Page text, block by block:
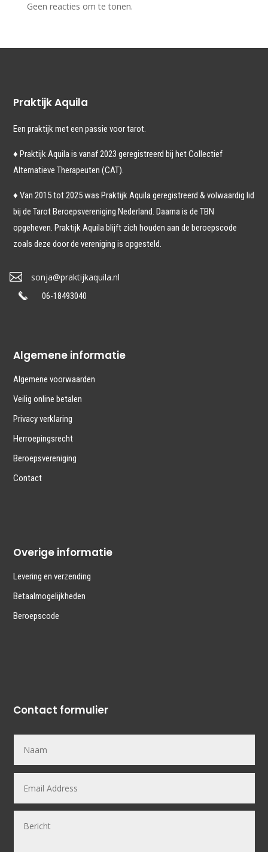
Geen reacties om te tonen.
Praktijk Aquila
Een praktijk met een passie voor tarot.
♦ Praktijk Aquila is vanaf 2023geregistreerd bij het Collectief
Alternatieve Therapeuten (CAT).
♦ Van 2015 tot 2025 was Praktijk Aquila geregistreerd & volwaardig lid
bij de Tarot Beroepsvereniging Nederland. Daarna is de TBN
opgeheven. Praktijk Aquila blijft zich houden aan de beroepscode
zoals deze door de vereniging is opgesteld.
 sonja@praktijkaquila.nl
06-18493040
Algemene informatie
Algemene voorwaarden
Veilig online betalen
Privacy verklaring
Herroepingsrecht
Beroepsvereniging
Contact
Overige informatie
Levering en verzending
Betaalmogelijkheden
Beroepscode
Contact formulier